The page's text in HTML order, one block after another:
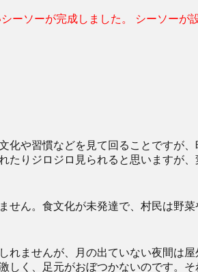
ーソーが完成しました。 シーソーが
化や習慣などを見て回ることですが
りジロジロ見られると思いますが
ん。食文化が未発達で、村民は野
ませんが、月の出ていない夜間は屋
しく、足元がおぼつかないのです。